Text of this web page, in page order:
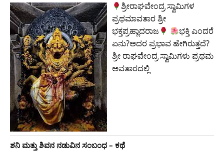
ಶ್ರೀರಾಘವೇಂದ್ರ ಸ್ವಾಮಿಗಳ
ಪ್ರಥಮಾವತಾರ ಶ್ರೀ
ಭಕ್ತಪ್ರಹ್ಲಾದರಾಜ
ಭಕ್ತಿ ಎಂದರೆ
ಏನು?ಅದರ ಪ್ರಭಾವ ಹೇಗಿರುತ್ತದೆ?
ಶ್ರೀ ರಾಘವೇಂದ್ರ ಸ್ವಾಮಿಗಳು ಪ್ರಥಮ
ಅವತಾರದಲ್ಲಿ
ಶನಿ ಮತ್ತು ಶಿವನ ನಡುವಿನ ಸಂಬಂಧ – ಕಥೆ